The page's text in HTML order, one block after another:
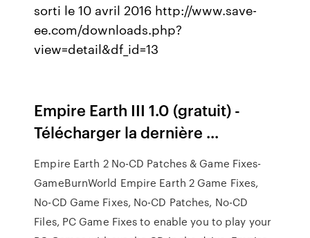
sorti le 10 avril 2016 http://www.save-
ee.com/downloads.php?
view=detail&df_id=13
Empire Earth III 1.0 (gratuit) -
Télécharger la dernière ...
Empire Earth 2 No-CD Patches & Game Fixes-
GameBurnWorld Empire Earth 2 Game Fixes,
No-CD Game Fixes, No-CD Patches, No-CD
Files, PC Game Fixes to enable you to play your